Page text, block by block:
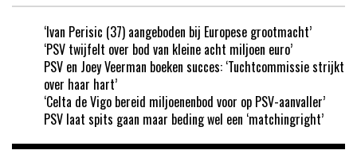
‘Ivan Perisic (37) aangeboden bij Europese grootmacht’
‘PSV twijfelt over bod van kleine acht miljoen euro’
PSV en Joey Veerman boeken succes: ‘Tuchtcommissie strijkt
over haar hart’
‘Celta de Vigo bereid miljoenenbod voor op PSV-aanvaller’
PSV laat spits gaan maar beding wel een ‘matchingright’